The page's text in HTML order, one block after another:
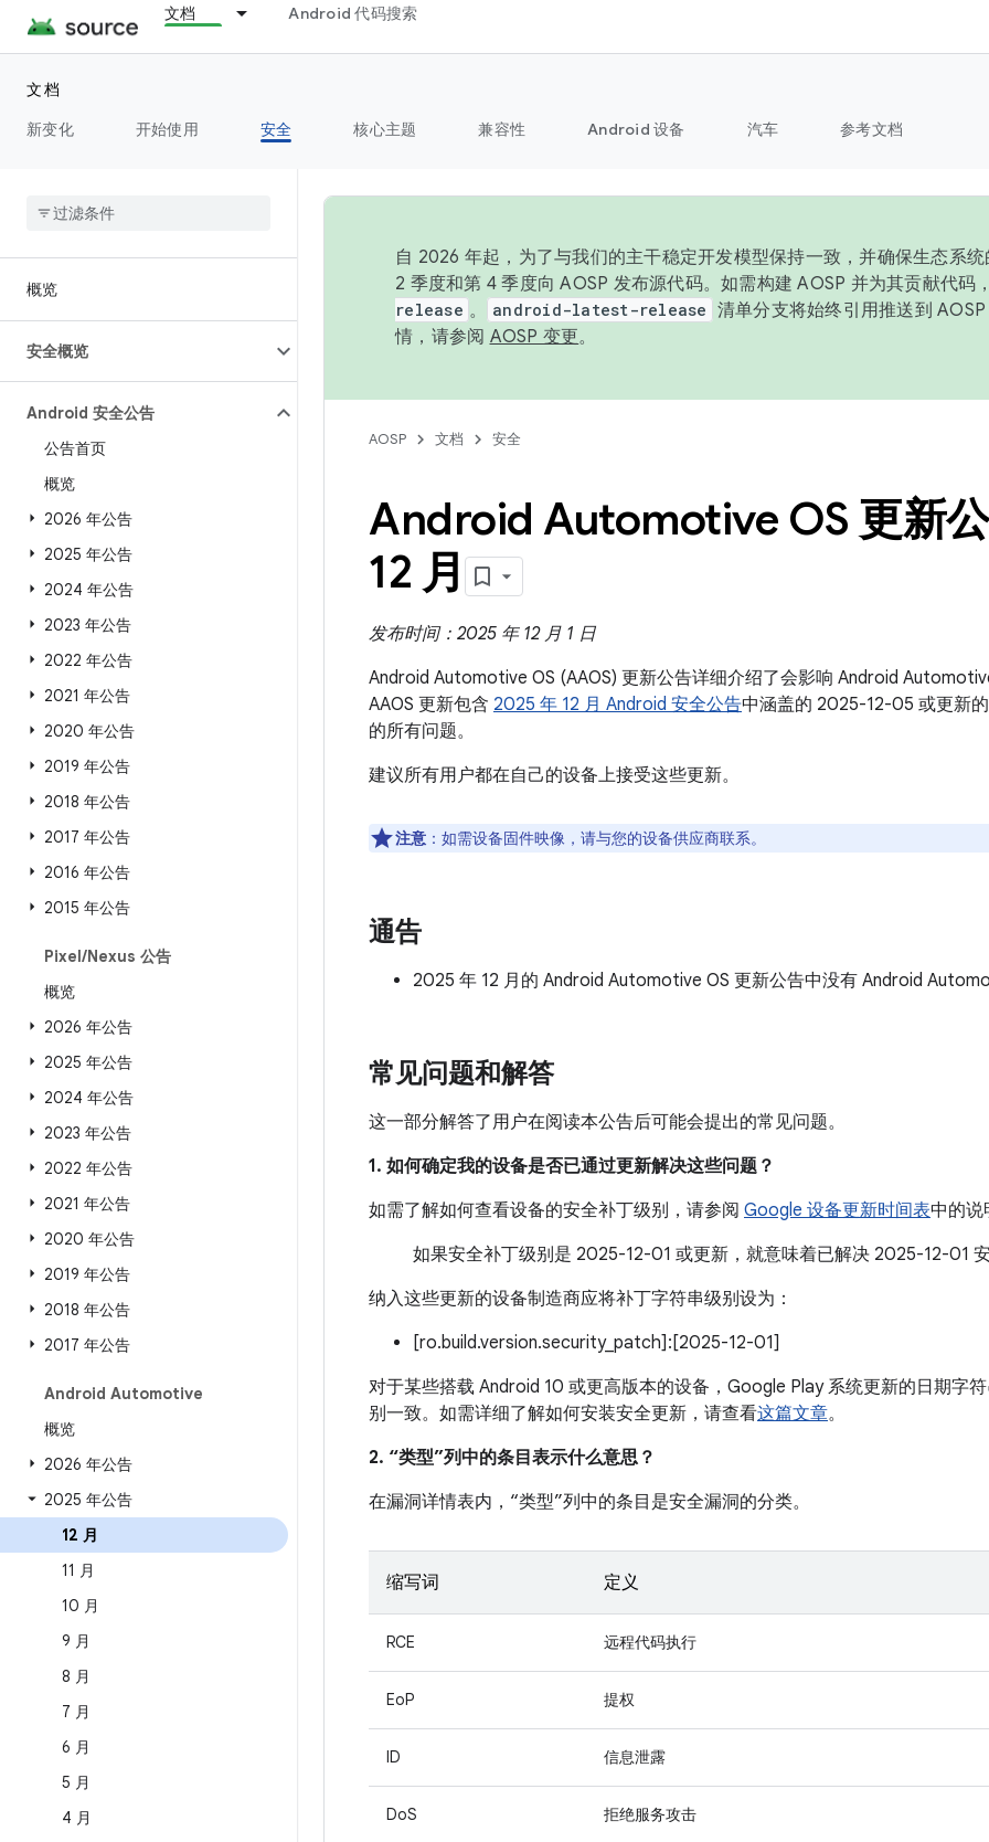
文档 Android 代码搜索
文档
新变化
开始使用 安全 核心主题 兼容性 Android 设备 汽车 参考文档
概览
安全概览
Android 安全公告
公告首页
概览
2026 年公告
2025 年公告
2024 年公告
2023 年公告
2022 年公告
2021 年公告
2020 年公告
2019 年公告
2018 年公告
2017 年公告
2016 年公告
2015 年公告
Pixel/Nexus 公告
概览
2026 年公告
2025 年公告
2024 年公告
2023 年公告
2022 年公告
2021 年公告
2020 年公告
2019 年公告
2018 年公告
2017 年公告
Android Automotive
概览
2026 年公告
2025 年公告
12 月
11 月
10 月
9 月
8 月
7 月
6 月
5 月
4 月
自 2026 年起，为了与我们的主干稳定开发模型保持一致，并确保生态系
2 季度和第 4 季度向 AOSP 发布源代码。如需构建 AOSP 并为其贡献代码
release 。 android-latest-release 清单分支将始终引用推送到
情，请参阅 AOSP 变更。
AOSP 文档 安全
Android Automotive OS 更新
12 月
发布时间：2025 年 12 月 1 日
Android Automotive OS (AAOS) 更新公告详细介绍了会影响 Android
AAOS 更新包含 2025 年 12 月 Android 安全公告中涵盖的 2025-12-05 或更新
的所有问题。
建议所有用户都在自己的设备上接受这些更新。
注意 ：如需设备固件映像，请与您的设备供应商联系。
通告
2025 年 12 月的 Android Automotive OS 更新公告中没有 Android
常见问题和解答
这一部分解答了用户在阅读本公告后可能会提出的常见问题。
1. 如何确定我的设备是否已通过更新解决这些问题？
如需了解如何查看设备的安全补丁级别，请参阅 Google 设备更新时间表中的说
如果安全补丁级别是 2025-12-01 或更新，就意味着已解决 2025-12-01
纳入这些更新的设备制造商应将补丁字符串级别设为：
[ro.build.version.security_patch]:[2025-12-01]
对于某些搭载 Android 10 或更高版本的设备，Google Play 系统更新的日期字
别一致。如需详细了解如何安装安全更新，请查看这篇文章。
2. “类型”列中的条目表示什么意思？
在漏洞详情表内，“类型”列中的条目是安全漏洞的分类。
缩写词 定义
RCE 远程代码执行
EoP 提权
ID 信息泄露
DoS 拒绝服务攻击